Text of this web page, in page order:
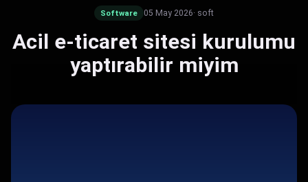
Software 05 May 2026· soft
Acil e-ticaret sitesi kurulumu
yaptırabilir miyim